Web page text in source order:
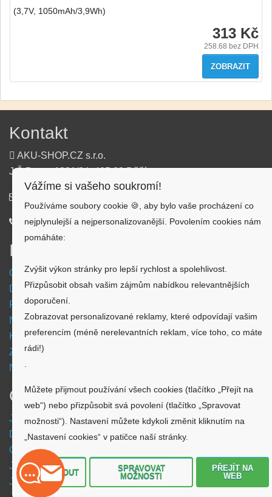
(3,7V, 1050mAh/3,9Wh)
313 Kč
258.68 bez DPH
ZOBRAZIT
Kontakt
AKU-SHOP.CZ s.r.o.
J.Š.Baara 1331/34, 405 02 Děčín
720 500 500
Informace
Obchodní podmínky
Doprava a platba
Reklamační formulář
Nastavení cookies
Kde nás najdete
Zpětný odběr vysloužilých elektrozařízení
Návod - akumulátory
O nákupu
Jsme česká společnost
Dostupnost zboží
O výrobci Powery
Jak hledat - podle označení přístroje
Jak hledat - podle typu
Vážíme si vašeho soukromí!
Používáme soubory cookie 🍪, aby bylo vaše procházení co
nejplynulejší a nejpersonalizovanější. Povolením cookies nám
pomáháte:
Zvýšit výkon stránky pro lepší rychlost a spolehlivost.
Přizpůsobit obsah vašim zájmům nabídkou relevantnějších
doporučení.
Zobrazovat personalizované reklamy, které odpovídají vašim
preferencím (méně nerelevantních reklam, více toho, co máte
rádi!)
Můžete přijmout používání všech cookies (tlačítko „Přejít na
web“) nebo přizpůsobit svá povolení (tlačítko „Spravovat
možnosti“). Nastavení můžete kdykoli změnit kliknutím na
„Nastavení cookies“ v patičce naší stránky.
ODMÍTNOUT
SPRAVOVAT
MOŽNOSTI
PŘEJÍT NA
WEB